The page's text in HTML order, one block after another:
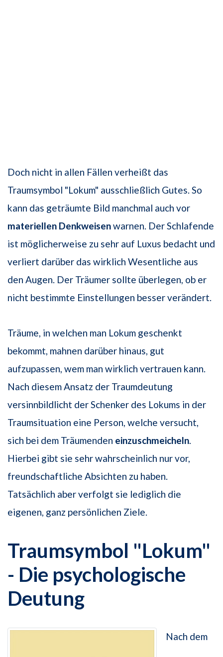
Doch nicht in allen Fällen verheißt das
Traumsymbol "Lokum" ausschließlich Gutes. So
kann das geträumte Bild manchmal auch vor
materiellen Denkweisenwarnen. Der Schlafende
ist möglicherweise zu sehr auf Luxus bedacht und
verliert darüber das wirklich Wesentliche aus
den Augen. Der Träumer sollte überlegen, ob er
nicht bestimmte Einstellungen besser verändert.
Träume, in welchen man Lokum geschenkt
bekommt, mahnen darüber hinaus, gut
aufzupassen, wem man wirklich vertrauen kann.
Nach diesem Ansatz der Traumdeutung
versinnbildlicht der Schenker des Lokums in der
Traumsituation eine Person, welche versucht,
sich bei dem Träumenden einzuschmeicheln.
Hierbei gibt sie sehr wahrscheinlich nur vor,
freundschaftliche Absichten zu haben.
Tatsächlich aber verfolgt sie lediglich die
eigenen, ganz persönlichen Ziele.
Traumsymbol "Lokum"
- Die psychologische
Deutung
Nach dem